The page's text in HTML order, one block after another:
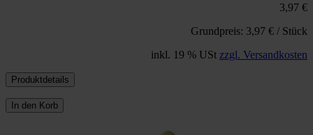
3,97 €
Grundpreis: 3,97 € / Stück
inkl. 19 % USt zzgl. Versandkosten
Produktdetails
In den Korb